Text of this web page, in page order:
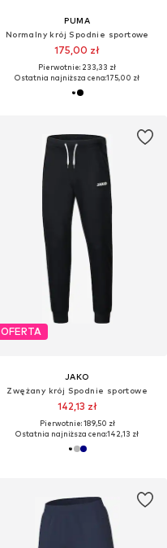
PUMA
Normalny krój Spodnie sportowe
175,00 zł
Pierwotnie: 233,33 zł
Ostatnia najniższa cena:175,00 zł
OFERTA
JAKO
Zwężany krój Spodnie sportowe
142,13 zł
Pierwotnie: 189,50 zł
Ostatnia najniższa cena:142,13 zł